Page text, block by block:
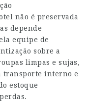
não é preservada
depende
equipe de
sobre a
limpas e sujas,
transporte interno e
estoque